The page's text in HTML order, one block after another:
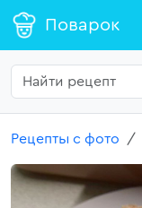
Поварок
Рецепты с фото